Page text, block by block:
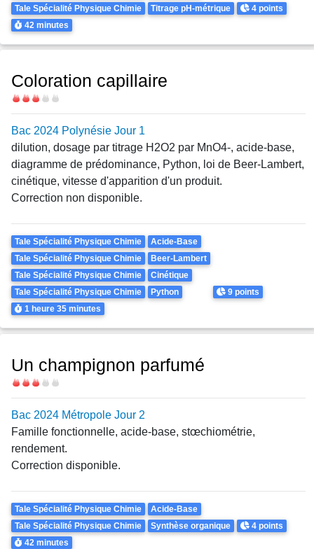
Tale Spécialité Physique Chimie
Titrage pH-métrique Points
4 points
Durée
42 minutes
Coloration capillaire
Difficulté
Bac 2024 Polynésie Jour 1
dilution, dosage par titrage H 2O2 par MnO4-, acide-base,
diagramme de prédominance, Python, loi de Beer-Lambert,
cinétique, vitesse d'apparition d'un produit.
Correction non disponible.
Theme
Tale Spécialité Physique Chimie
Acide-Base
Tale Spécialité Physique Chimie
Beer-Lambert
Tale Spécialité Physique Chimie
Cinétique
Tale Spécialité Physique Chimie
Python Points
9 points
Durée
1 heure 35 minutes
Un champignon parfumé
Difficulté
Bac 2024 Métropole Jour 2
Famille fonctionnelle, acide-base, stœchiométrie,
rendement.
Correction disponible.
Theme
Tale Spécialité Physique Chimie
Acide-Base
Tale Spécialité Physique Chimie
Synthèse organique Points
4 points
Durée
42 minutes